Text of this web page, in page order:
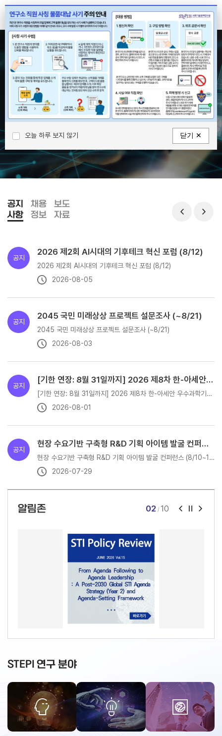
ENG
오늘 하루 보지 않기 닫기 ✕
과학기술 발전과 국가혁신에 이바지하고
보다 나은 과학기술로 더 나은 삶을 만들어갑니다.
추천검색어
#글로벌협력
공지
사항
채용
정보
보도
자료
공지
2026 제2회 AI시대의 기후테크 혁신 포럼 (8/12)
2026 제2회 AI시대의 기후테크 혁신 포럼 (8/12)
2026-08-05
공지
2045 국민 미래상상 프로젝트 설문조사 (~8/21)
2045 국민 미래상상 프로젝트 설문조사 (~8/21)
2026-08-03
공지
[기한 연장: 8월 31일까지] 2026 제8차 한-아세안 우수과학기술혁신상 지원 공고
[기한 연장: 8월 31일까지] 2026 제8차 한-아세안 우수과학기술혁신상 지원 공고
2026-08-01
공지
현장 수요기반 구축형 R&D 기획 아이템 발굴 컨퍼런스 (8/10~13)
현장 수요기반 구축형 R&D 기획 아이템 발굴 컨퍼런스 (8/10~13)
2026-07-29
알림존 02 / 10
STEPI 연구 분야